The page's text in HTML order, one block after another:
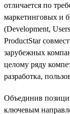
отличается по
маркетинговых и
(Development,
ProductStar
зарубежных
целому ряду
разработка,
Объединив
ключевым